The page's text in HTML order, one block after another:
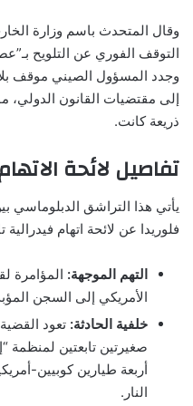
وقال المتحدث باسم وزارة
التوقف الفوري عن التلويح
وجدد المسؤول الصيني موقف
إلى مقتضيات القانون
ذريعة كانت.
تفاصيل لائحة
يأتي هذا التراشق الدبلوماسي
فلوريدا عن لائحة اتهام فيدرالية تاريخية ضد راؤول كاسترو
التهم الموجهة: المؤامرة
الأمريكي إلى السجن
خلفية الحادثة:
أربعة طيارين كوبيين-
النار.